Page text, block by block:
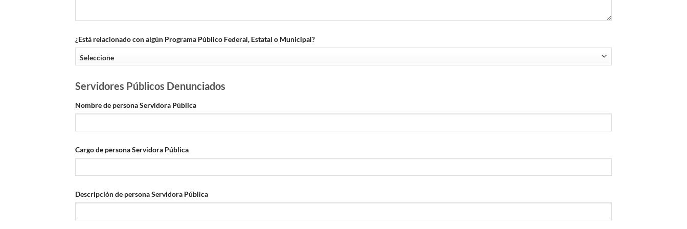
¿Está relacionado con algún Programa Público Federal, Estatal o Municipal?
Servidores Públicos Denunciados
Nombre de persona Servidora Pública
Cargo de persona Servidora Pública
Descripción de persona Servidora Pública